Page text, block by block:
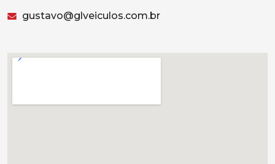
gustavo@glveiculos.com.br